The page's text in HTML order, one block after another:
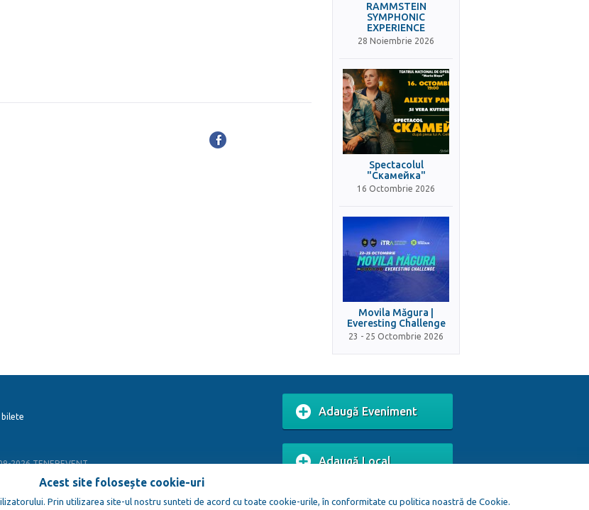
RAMMSTEIN
SYMPHONIC
EXPERIENCE
28 Noiembrie 2026
Spectacolul
"Скамейка"
16 Octombrie 2026
Movila Măgura |
Everesting Challenge
23 - 25 Octombrie 2026
bilete
2026TENEREVENT
Adaugă Eveniment
Adaugă Local
Acest site folosește cookie-uri
Prin utilizarea site-ul nostru sunteti de acord cu toate cookie-urile, în conformitate cu politica noastră de Cookie.